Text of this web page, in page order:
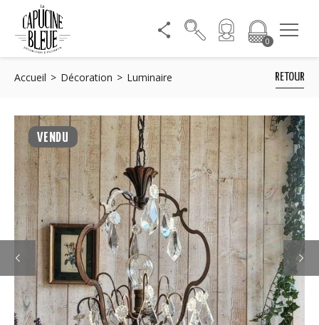
0
RETOUR
Accueil Décoration Luminaire
VENDU